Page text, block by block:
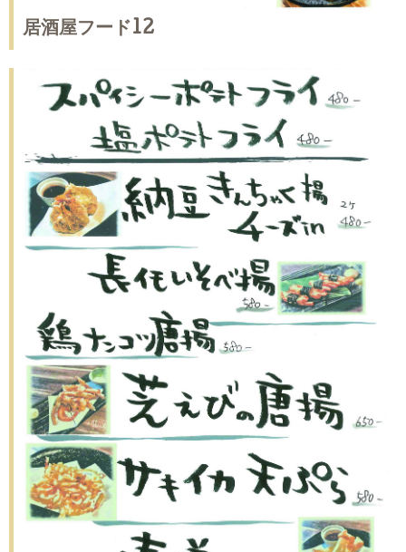
居酒屋フード12